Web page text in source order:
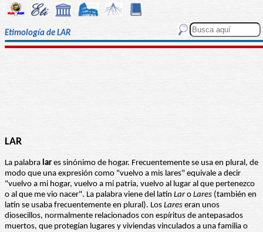
Etimología de LAR
LAR
La palabra lar es sinónimo de hogar. Frecuentemente se usa en plural, de
modo que una expresión como "vuelvo a mis lares" equivale a decir
"vuelvo a mi hogar, vuelvo a mi patria, vuelvo al lugar al que pertenezco
o al que me vio nacer". La palabra viene del latín Laro Lares (también en
latín se usaba frecuentemente en plural). Los Lares eran unos
diosecillos, normalmente relacionados con espíritus de antepasados
muertos, que protegían lugares y viviendas vinculados a una familia o